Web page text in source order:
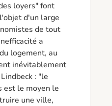
loyers" font
d'un large
de tout
a
logement, au
inévitablement
: "le
est le moyen le
une ville,